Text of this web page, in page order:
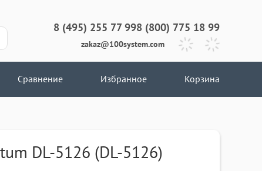
8 (495) 255 77 998 (800) 775 18 99
zakaz@100system.com
Сравнение Избранное Корзина
DL-5126 (DL-5126)